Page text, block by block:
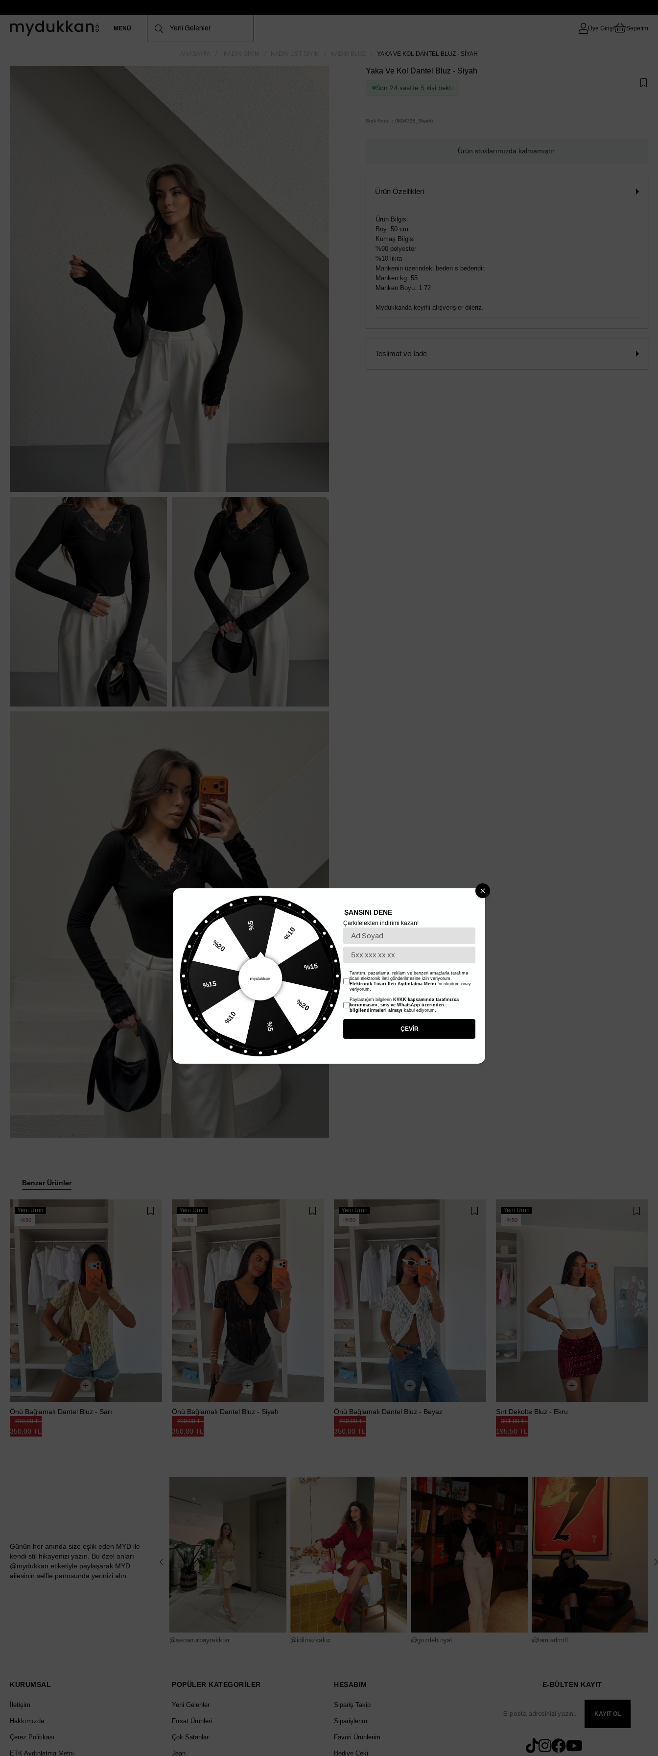
MENÜ Üye Girişi Sepetim
YAKA VE KOL DANTEL BLUZ - SIYAH
Yaka Ve Kol Dantel Bluz - Siyah
Son 24 saatte 5 kişi baktı
Stok Kodu (MD4328_Siyah)
Ürün stoklarımızda kalmamıştır.
Ürün Özellikleri
Ürün Bilgisi
Boy: 50 cm
Kumaş Bilgisi
%90 polyester
%10 likra
Mankenin üzerindeki beden s bedendir.
Manken kg: 55
Manken Boyu: 1.72
Mydukkanda keyifli alışverişler dileriz.
Teslimat ve İade
Benzer Ürünler
Yeni Ürün
%50
Önü Bağlamalı Dantel Bluz - Sarı
350,00 TL
700,00 TL
Yeni Ürün
%50
Önü Bağlamalı Dantel Bluz - Siyah
350,00 TL
700,00 TL
Yeni Ürün
%50
Önü Bağlamalı Dantel Bluz - Beyaz
350,00 TL
700,00 TL
Yeni Ürün
%50
Sırt Dekolte Bluz - Ekru
195,50 TL
391,00 TL
Günün her anında size eşlik eden MYD ile
kendi stil hikayenizi yazın. Bu özel anları
@mydukkan etiketiyle paylaşarak MYD
ailesinin selfie panosunda yerinizi alın.
@senanurbayrakktar @idilnazkaluc @gozdebinyal @lamiadmrll
KURUMSAL
İletişim
Hakkımızda
Çerez Politikası
ETK Aydınlatma Metni
POPÜLER KATEGORİLER
Yeni Gelenler
Fırsat Ürünleri
Çok Satanlar
Jean
HESABIM
Sipariş Takip
Siparişlerim
Favori Ürünlerim
Hediye Çeki
E-BÜLTEN KAYIT
KAYIT OL
%5
%10
%15
%20
%5
%10
%15
%20
ŞANSINI DENE
Çarkıfelekten indirimi kazan!
Tanıtım, pazarlama, reklam ve benzeri amaçlarla tarafıma
ticari elektronik ileti gönderilmesine izin veriyorum.
Elektronik Ticari İleti Aydınlatma Metni 'ni okudum onay
veriyorum.
Paylaştığım bilgilerin KVKK kapsamında tarafınızca
korunmasını, sms ve WhatsApp üzerinden
bilgilendirmeleri almayı kabul ediyorum.
ÇEVİR